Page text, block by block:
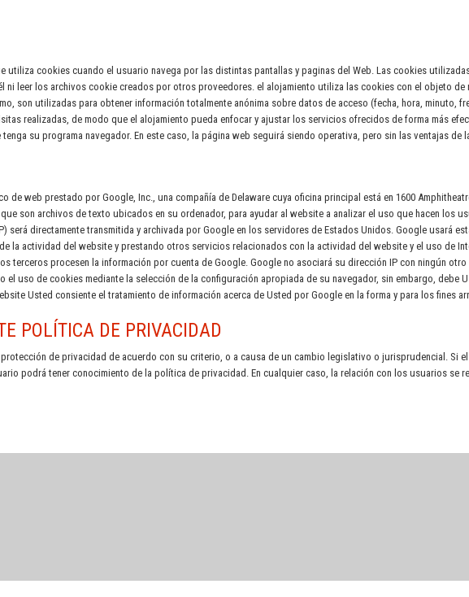
cookies cuando el usuario navega por las distintas pantallas y paginas del Web. Las cookies
leer los archivos cookie creados por otros proveedores. el alojamiento utiliza las cookies con el objeto
son utilizadas para obtener información totalmente anónima sobre datos de acceso (fecha, hora, minuto,
realizadas, de modo que el alojamiento pueda enfocar y ajustar los servicios ofrecidos de forma más
su programa navegador. En este caso, la página web seguirá siendo operativa, pero sin las ventajas de
web prestado por Google, Inc., una compañía de Delaware cuya oficina principal está en 1600
son archivos de texto ubicados en su ordenador, para ayudar al website a analizar el uso que hacen los
directamente transmitida y archivada por Google en los servidores de Estados Unidos. Google usará
la actividad del website y prestando otros servicios relacionados con la actividad del website y el uso de
terceros procesen la información por cuenta de Google. Google no asociará su dirección IP con ningún
uso de cookies mediante la selección de la configuración apropiada de su navegador, sin embargo, debe
Usted consiente el tratamiento de información acerca de Usted por Google en la forma y para los fines
POLÍTICA DE PRIVACIDAD
de privacidad de acuerdo con su criterio, o a causa de un cambio legislativo o jurisprudencial. Si
podrá tener conocimiento de la política de privacidad. En cualquier caso, la relación con los usuarios se